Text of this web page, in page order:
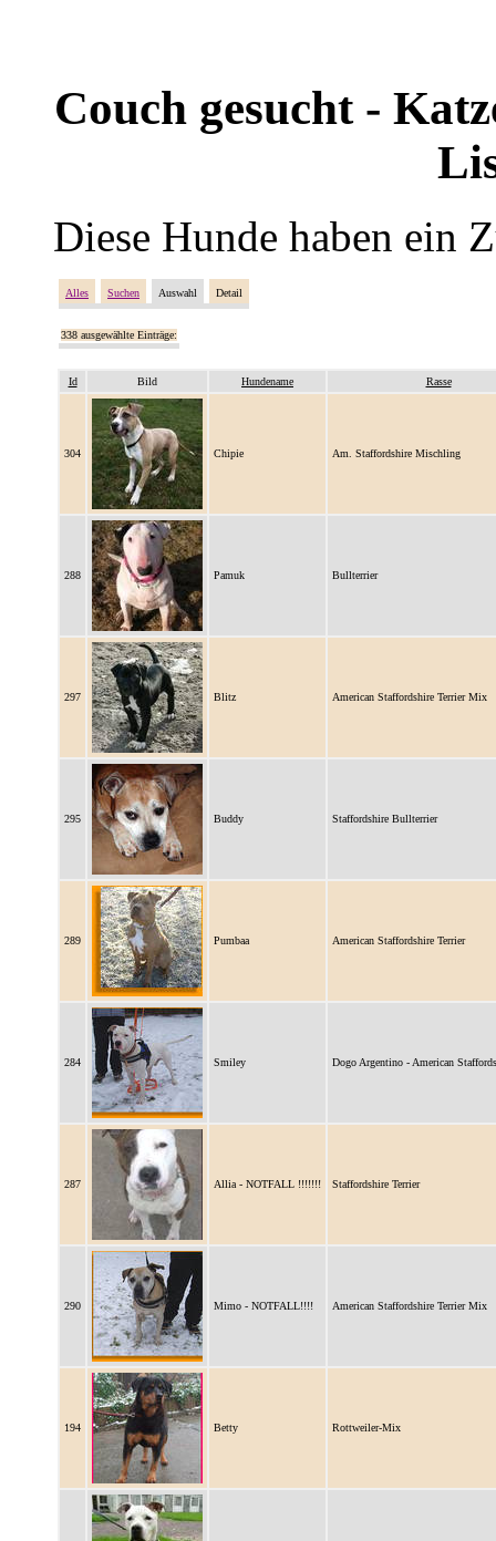
Couch gesucht -
Diese Hunde haben ein
Alles Suchen Auswahl Detail
338 ausgewählte Einträge:
Id Bild Hundename Rasse
304 Chipie Am. Staffordshire Mischling
288 Pamuk Bullterrier
297 Blitz American Staffordshire Terrier Mix
295 Buddy Staffordshire Bullterrier
289 Pumbaa American Staffordshire Terrier
284 Smiley Dogo Argentino - American
287 Allia - NOTFALL !!!!!!! Staffordshire Terrier
290 Mimo - NOTFALL!!!! American Staffordshire Terrier Mix
194 Betty Rottweiler-Mix